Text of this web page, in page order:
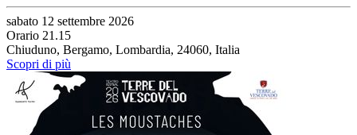
sabato 12 settembre 2026
Orario 21.15
Chiuduno, Bergamo, Lombardia, 24060, Italia
Scopri di più